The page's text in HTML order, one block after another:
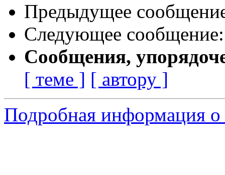
Предыдущее
Следующее
Сообщения,
[ теме ] [ автору ]
Подробная информация